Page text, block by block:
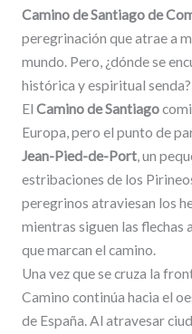
Camino de Santiago de
peregrinación que atrae a
mundo. Pero, ¿dónde se
histórica y espiritual senda?
El Camino de Santiago
Europa, pero el punto de
Jean-Pied-de-Port, un
estribaciones de los
peregrinos atraviesan los
mientras siguen las flechas
que marcan el camino.
Una vez que se cruza la
Camino continúa hacia el
de España. Al atravesar